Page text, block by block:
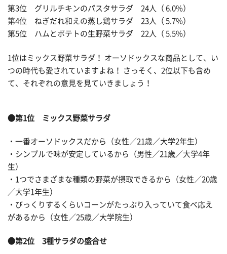
第3位 グリルチキンのパスタサラダ 24人（ 6.0%）
第4位 ねぎだれ和えの蒸し鶏サラダ 23人（ 5.7%）
第5位 ハムとポテトの生野菜サラダ 22人（ 5.5%）
1位はミックス野菜サラダ！ オーソドックスな商品として、い
つの時代も愛されていますよね！ さっそく、2位以下も含め
て、それぞれの意見を見ていきましょう！
●第1位 ミックス野菜サラダ
・一番オーソドックスだから（女性／21歳／大学2年生）
・シンプルで味が安定しているから（男性／21歳／大学4年
生）
・1つでさまざまな種類の野菜が摂取できるから（女性／20歳
／大学1年生）
・びっくりするくらいコーンがたっぷり入っていて食べ応え
があるから（女性／25歳／大学院生）
●第2位 3種サラダの盛合せ